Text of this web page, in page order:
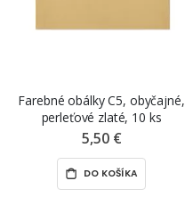
Farebné obálky C5, obyčajné,
perleťové zlaté, 10 ks
5,50 €
DO KOŠÍKA